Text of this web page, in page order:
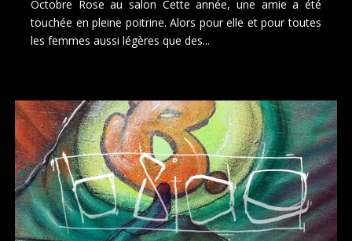
Octobre Rose au salon Cette année, une amie a été
touchée en pleine poitrine. Alors pour elle et pour toutes
les femmes aussi légères que des...